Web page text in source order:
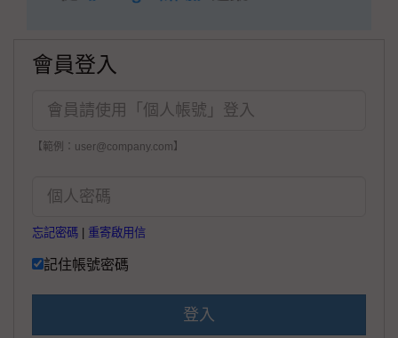
會員登入
【範例：user@company.com】
忘記密碼 重寄啟用信
記住帳號密碼
登入